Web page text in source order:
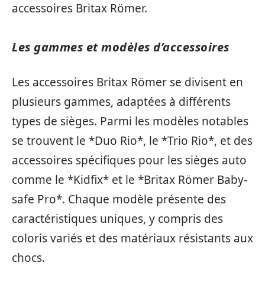
accessoires Britax Römer.
Les gammes et modèles d’accessoires
Les accessoires Britax Römer se divisent en
plusieurs gammes, adaptées à différents
types de sièges. Parmi les modèles notables
se trouvent le *Duo Rio*, le *Trio Rio*, et des
accessoires spécifiques pour les sièges auto
comme le *Kidfix* et le *Britax Römer Baby-
safe Pro*. Chaque modèle présente des
caractéristiques uniques, y compris des
coloris variés et des matériaux résistants aux
chocs.